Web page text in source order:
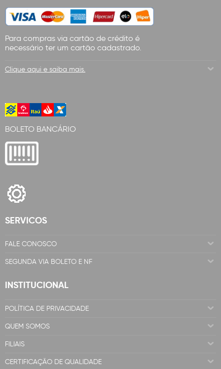
Para compras via cartão de crédito é
necessário ter um cartão cadastrado.
Clique aqui e saiba mais.
BOLETO BANCÁRIO
SERVICOS
FALE CONOSCO
SEGUNDA VIA BOLETO E NF
INSTITUCIONAL
POLÍTICA DE PRIVACIDADE
QUEM SOMOS
FILIAIS
CERTIFICAÇÃO DE QUALIDADE